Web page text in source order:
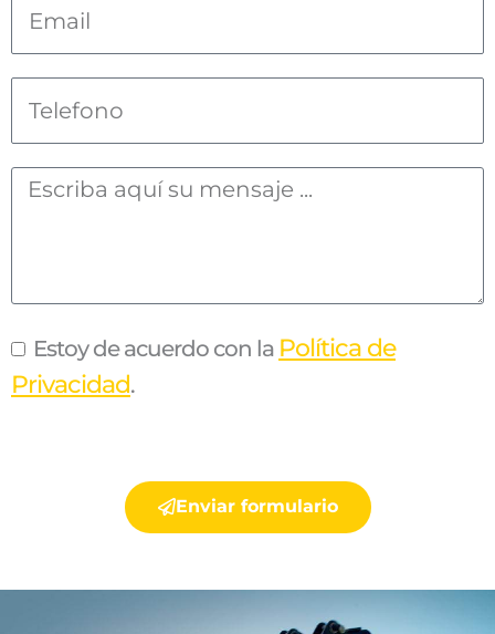
Estoy de acuerdo con la Política de
Privacidad.
Enviar formulario